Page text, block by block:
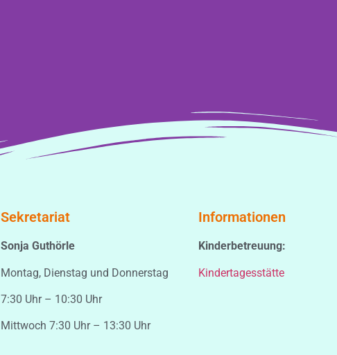
Sekretariat
Sonja Guthörle
Montag, Dienstag und Donnerstag
7:30 Uhr – 10:30 Uhr
Mittwoch 7:30 Uhr – 13:30 Uhr
Informationen
Kinderbetreuung:
Kindertagesstätte